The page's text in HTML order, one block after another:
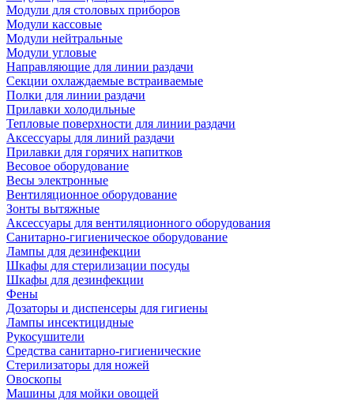
Модули для столовых приборов
Модули кассовые
Модули нейтральные
Модули угловые
Направляющие для линии раздачи
Секции охлаждаемые встраиваемые
Полки для линии раздачи
Прилавки холодильные
Тепловые поверхности для линии раздачи
Аксессуары для линий раздачи
Прилавки для горячих напитков
Весовое оборудование
Весы электронные
Вентиляционное оборудование
Зонты вытяжные
Аксессуары для вентиляционного оборудования
Санитарно-гигиеническое оборудование
Лампы для дезинфекции
Шкафы для стерилизации посуды
Шкафы для дезинфекции
Фены
Дозаторы и диспенсеры для гигиены
Лампы инсектицидные
Рукосушители
Средства санитарно-гигиенические
Стерилизаторы для ножей
Овоскопы
Машины для мойки овощей